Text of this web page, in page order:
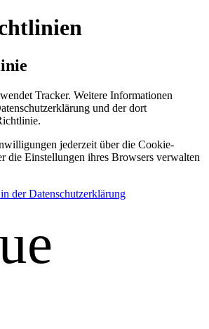
Tracker. Weitere Informationen
und der dort
jederzeit über die Cookie-
die Einstellungen ihres Browsers verwalten
der Datenschutzerklärung